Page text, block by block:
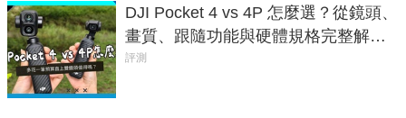
DJI Pocket 4 vs 4P 怎麼選？從鏡頭、
畫質、跟隨功能與硬體規格完整解
析，一次看懂兩台差異
評測